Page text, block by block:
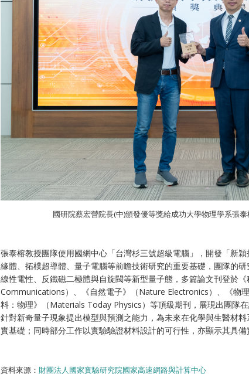
國研院蔡宏營院長(中)頒發優等獎給成功大學物理學系張
張泰榕教授團隊使用國網中心「台灣杉三號超級電腦」，開發「新
緣體、拓樸超導體、量子電腦等前瞻技術研究的重要基礎，團隊的
線性電性、反鐵磁二極體與自旋閥等新型量子態，多篇論文刊登於
Communications）、《自然電子》（Nature Electronics）、《物
料：物理》（Materials Today Physics）等頂級期刊，展現出團隊
針對新奇量子現象提出模型與預測之能力，為未來在化學與生醫材
實基礎；同時部分工作以實驗驗證材料設計的可行性，亦顯示其具備
資料來源： 財團法人國家實驗研究院國家高速網路與計算中心